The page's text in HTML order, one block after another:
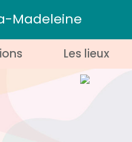
Madeleine
Les lieux